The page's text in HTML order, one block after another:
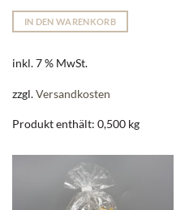
IN DEN WARENKORB
inkl. 7 % MwSt.
zzgl.Versandkosten
Produkt enthält: 0,500 kg